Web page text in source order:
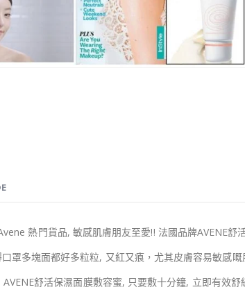
熱門貨品, 敏感肌膚朋友至愛!! 法國品牌AVENE
罩多塊面都好多粒粒, 又紅又㾗，尤其皮膚容易敏感嘅
舒活保濕面膜敷容蜜, 只要敷十分鐘, 立即有效